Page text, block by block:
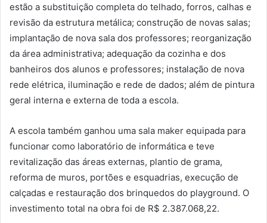
estão a substituição completa do telhado, forros, calhas e
revisão da estrutura metálica; construção de novas salas;
implantação de nova sala dos professores; reorganização
da área administrativa; adequação da cozinha e dos
banheiros dos alunos e professores; instalação de nova
rede elétrica, iluminação e rede de dados; além de pintura
geral interna e externa de toda a escola.
A escola também ganhou uma sala maker equipada para
funcionar como laboratório de informática e teve
revitalização das áreas externas, plantio de grama,
reforma de muros, portões e esquadrias, execução de
calçadas e restauração dos brinquedos do playground. O
investimento total na obra foi de R$ 2.387.068,22.